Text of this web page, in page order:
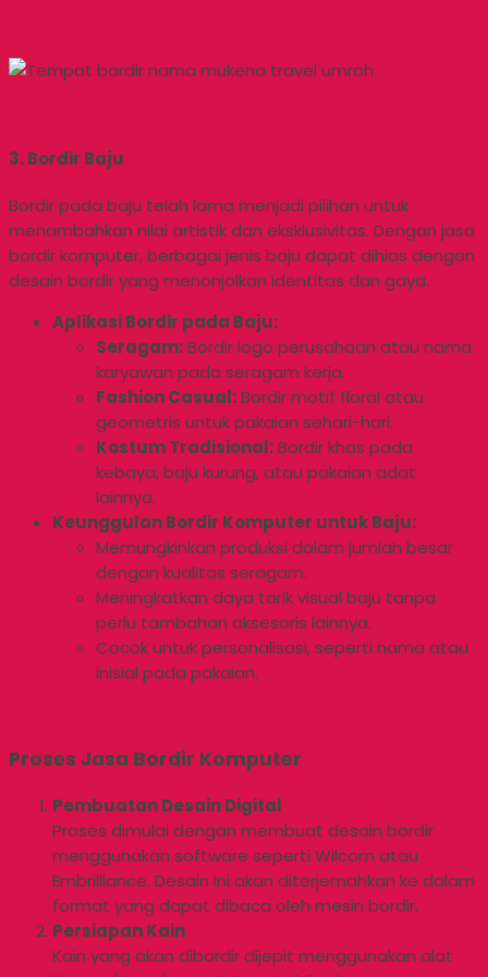
3. Bordir Baju
Bordir pada baju telah lama menjadi pilihan untuk
menambahkan nilai artistik dan eksklusivitas. Dengan jasa
bordir komputer, berbagai jenis baju dapat dihias dengan
desain bordir yang menonjolkan identitas dan gaya.
Aplikasi Bordir pada Baju:
Seragam:Bordir logo perusahaan atau nama
karyawan pada seragam kerja.
Fashion Casual:Bordir motif floral atau
geometris untuk pakaian sehari-hari.
Kostum Tradisional:Bordir khas pada
kebaya, baju kurung, atau pakaian adat
lainnya.
Keunggulan Bordir Komputer untuk Baju:
Memungkinkan produksi dalam jumlah besar
dengan kualitas seragam.
Meningkatkan daya tarik visual baju tanpa
perlu tambahan aksesoris lainnya.
Cocok untuk personalisasi, seperti nama atau
inisial pada pakaian.
Proses Jasa Bordir Komputer
Pembuatan Desain Digital
Proses dimulai dengan membuat desain bordir
menggunakan software seperti Wilcom atau
Embrilliance. Desain ini akan diterjemahkan ke dalam
format yang dapat dibaca oleh mesin bordir.
Persiapan Kain
Kain yang akan dibordir dijepit menggunakan alat